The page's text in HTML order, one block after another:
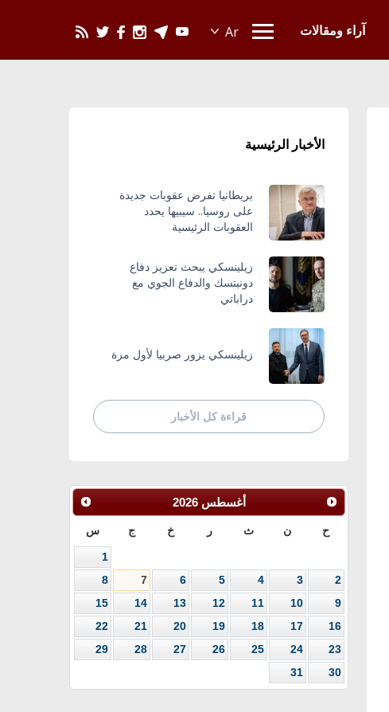
آراء ومقالات
الأخبار الرئيسية
بريطانيا تفرض عقوبات جديدة
على روسيا.. سيبيها يحدد
العقوبات الرئيسية
زيلينسكي يبحث تعزيز دفاع
دونيتسك والدفاع الجوي مع
دراباتي
زيلينسكي يزور صربيا لأول مرة
قراءة كل الأخبار
أغسطس 2026
ح ن ث ر خ ج س
1
2
3
4
5
6
7
8
9
10
11
12
13
14
15
16
17
18
19
20
21
22
23
24
25
26
27
28
29
30
31